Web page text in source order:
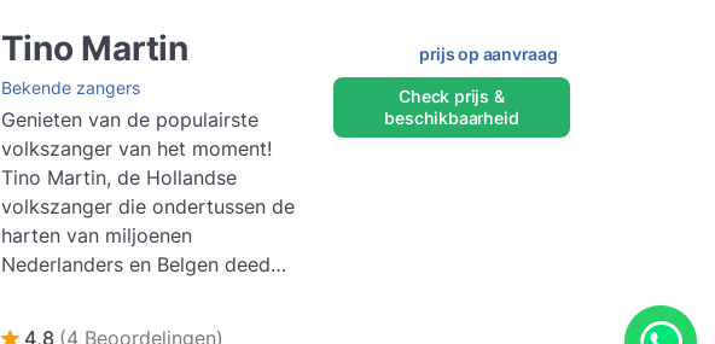
Tino Martin
Bekende zangers
Genieten van de populairste
volkszanger van het moment!
Tino Martin, de Hollandse
volkszanger die ondertussen de
harten van miljoenen
Nederlanders en Belgen deed
4,8 (4 Beoordelingen)
prijs op aanvraag
Check prijs &
beschikbaarheid